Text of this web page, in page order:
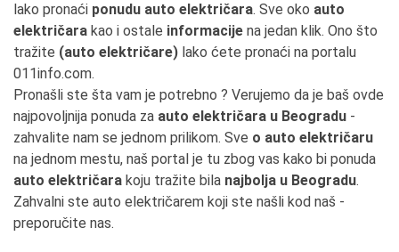
lako pronaći ponudu auto električara. Sve oko auto
električara kao i ostale informacije na jedan klik. Ono što
tražite (auto električare) lako ćete pronaći na portalu
011info.com.
Pronašli ste šta vam je potrebno ? Verujemo da je baš ovde
najpovoljnija ponuda za auto električara u Beogradu -
zahvalite nam se jednom prilikom. Sve o auto električaru
na jednom mestu, naš portal je tu zbog vas kako bi ponuda
auto električara koju tražite bila najbolja u Beogradu.
Zahvalni ste auto električarem koji ste našli kod naš -
preporučite nas.